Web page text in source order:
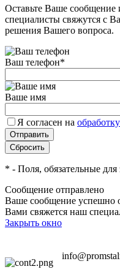
Оставьте Ваше
специалисты свяжутся с
решения Вашего вопроса.
Ваш телефон*
Ваше имя
Я согласен на
* - Поля, обязательные для
Сообщение отправлено
Ваше сообщение успешно
Вами свяжется наш
Закрыть окно